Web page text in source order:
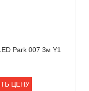
Park 007 3м Y1
ЦЕНУ